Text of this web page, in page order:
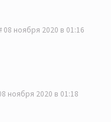
08 ноября 2020 в 01:16
ноября 2020 в 01:18